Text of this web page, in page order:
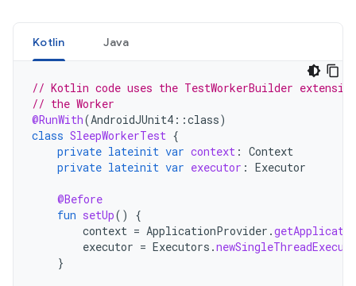
Kotlin Java
// Kotlin code uses the TestWorkerBuilder
// the Worker
@RunWith(AndroidJUnit4 ::class)
class SleepWorkerTest {
private lateinit var context : Context
private lateinit var executor : Executor
@Before
fun setUp()
{
context = ApplicationProvider .
executor = Executors .
}